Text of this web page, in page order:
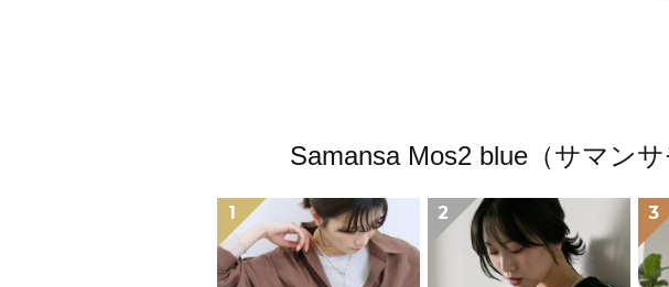
Samansa Mos2 blue（サマン
1 2 3